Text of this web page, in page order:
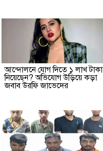
আন্দোলনে যোগ দিতে ১ লাখ টাকা
নিয়েছেন? অভিযোগ উড়িয়ে কড়া
জবাব উরফি জাভেদের